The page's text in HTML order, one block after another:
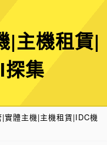
|主機租賃|
集
|實體主機|主機租賃|IDC機